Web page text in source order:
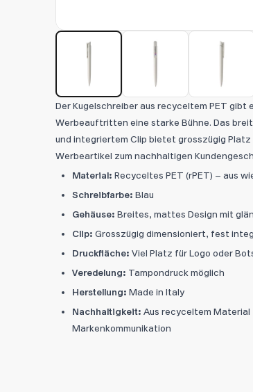
Der Kugelschreiber aus recyceltem PET gibt
Werbeauftritten eine starke Bühne. Das
und integriertem Clip bietet grosszügig
Werbeartikel zum nachhaltigen
Material: Recyceltes PET (rPET) – aus
Schreibfarbe: Blau
Gehäuse: Breites, mattes Design mit
Clip: Grosszügig dimensioniert, fest
Druckfläche: Viel Platz für Logo oder
Veredelung: Tampondruck möglich
Herstellung: Made in Italy
Nachhaltigkeit: Aus recyceltem
Markenkommunikation